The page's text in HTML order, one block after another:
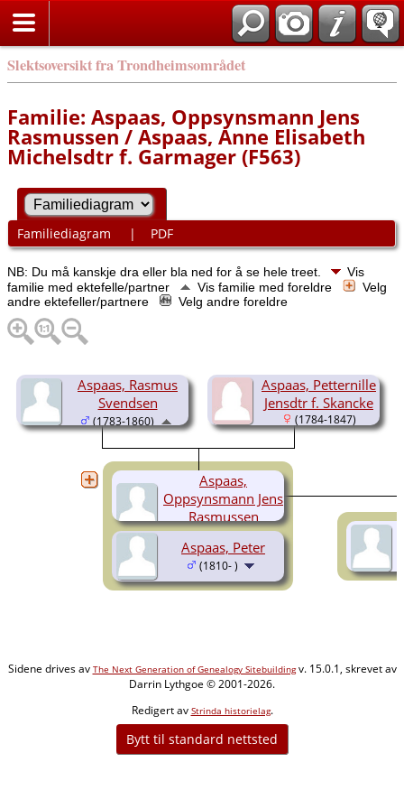
Slektsoversikt fra Trondheimsområdet
Familie: Aspaas, Oppsynsmann Jens
Rasmussen / Aspaas, Anne Elisabeth
Michelsdtr f. Garmager (F563)
Familiediagram | PDF
NB: Du må kanskje dra eller bla ned for å se hele treet.
Vis
familie med ektefelle/partner
Vis familie med foreldre
Velg
andre ektefeller/partnere
Velg andre foreldre
Aspaas, Rasmus
Svendsen
(1783-1860)
Aspaas, Petternille
Jensdtr f. Skancke
(1784-1847)
Aspaas, Peter
(1810- )
Aspaas,
Oppsynsmann Jens
Rasmussen
(1804-1882)
Sidene drives av The Next Generation of Genealogy Sitebuildingv. 15.0.1, skrevet av
Darrin Lythgoe © 2001-2026.
Redigert av Strinda historielag.
Bytt til standard nettsted